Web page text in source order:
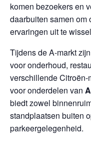
komen bezoekers en
daarbuiten samen om
ervaringen uit te
Tijdens de A-markt
voor onderhoud,
verschillende
voor onderdelen van
biedt zowel
standplaatsen buiten
parkeergelegenheid.